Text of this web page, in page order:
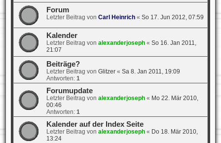
Forum
Letzter Beitrag von Carl Heinrich« So 17. Jun 2012, 07:59
Kalender
Letzter Beitrag von alexanderjoseph« So 16. Jan 2011,
21:07
Beiträge?
Letzter Beitrag von Glitzer« Sa 8. Jan 2011, 19:09
Antworten: 1
Forumupdate
Letzter Beitrag von alexanderjoseph« Mo 22. Mär 2010,
00:46
Antworten: 1
Kalender auf der Index Seite
Letzter Beitrag von alexanderjoseph« Do 18. Mär 2010,
13:24